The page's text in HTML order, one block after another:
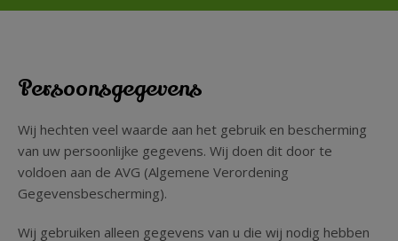
Onze filosofie
Take Away
Kinderfeestje
Nieuws
Vacatures
Persoonsgegevens
Wij hechten veel waarde aan het gebruik en bescherming
van uw persoonlijke gegevens. Wij doen dit door te
voldoen aan de AVG (Algemene Verordening
Gegevensbescherming).
Wij gebruiken alleen gegevens van u die wij nodig hebben